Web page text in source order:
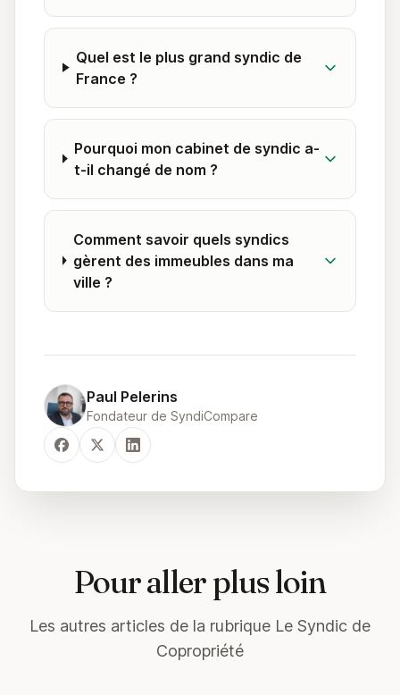
Quel est le plus grand syndic de
France ?
Pourquoi mon cabinet de syndic a-
t-il changé de nom ?
Comment savoir quels syndics
gèrent des immeubles dans ma
ville ?
Paul Pelerins
Fondateur de SyndiCompare
Pour aller plus loin
Les autres articles de la rubrique Le Syndic de
Copropriété